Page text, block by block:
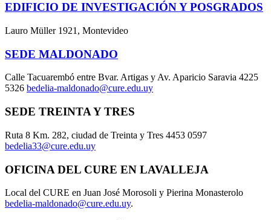
EDIFICIO DE INVESTIGACIÓN Y POSGRADOS
Lauro Müller 1921, Montevideo
SEDE MALDONADO
Calle Tacuarembó entre Bvar. Artigas y Av. Aparicio Saravia 4225
5326 bedelia-maldonado@cure.edu.uy
SEDE TREINTA Y TRES
Ruta 8 Km. 282, ciudad de Treinta y Tres 4453 0597
bedelia33@cure.edu.uy
OFICINA DEL CURE EN LAVALLEJA
Local del CURE en Juan José Morosoli y Pierina Monasterolo
bedelia-maldonado@cure.edu.uy.